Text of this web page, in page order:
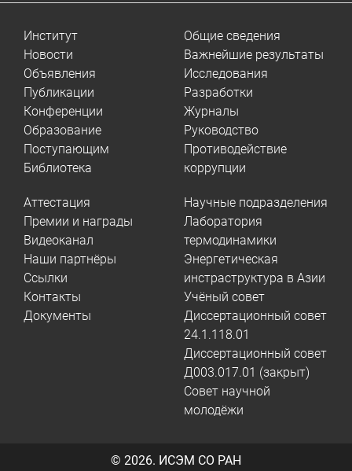
Институт
Новости
Объявления
Публикации
Конференции
Образование
Поступающим
Библиотека
Общие сведения
Важнейшие результаты
Исследования
Разработки
Журналы
Руководство
Противодействие
коррупции
Аттестация
Премии и награды
Видеоканал
Наши партнёры
Ссылки
Контакты
Документы
Научные подразделения
Лаборатория
термодинамики
Энергетическая
инстраструктура в Азии
Учёный совет
Диссертационный совет
24.1.118.01
Диссертационный совет
Д003.017.01 (закрыт)
Совет научной
молодёжи
© 2026. ИСЭМ СО РАН